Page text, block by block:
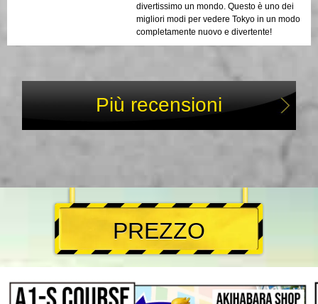
divertissimo un mondo. Questo è uno dei
migliori modi per vedere Tokyo in un modo
completamente nuovo e divertente!
Più recensioni
PREZZO